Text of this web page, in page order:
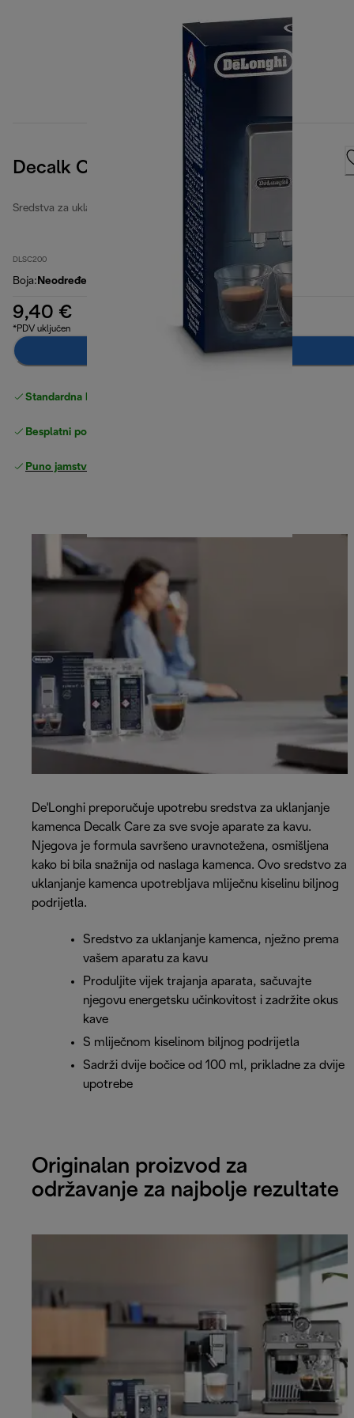
Decalk Care
Sredstva za uklanjanje kamenca i filteri za vodu
DLSC200
Boja: Neodređeno
9,40 €
*PDV uključen
Dodaj u košaricu
Standardna besplatna
Besplatni povrati
Puno jamstvo proizvođača
De'Longhi preporučuje upotrebu sredstva za uklanjanje
kamenca Decalk Care za sve svoje aparate za kavu.
Njegova je formula savršeno uravnotežena, osmišljena
kako bi bila snažnija od naslaga kamenca. Ovo sredstvo za
uklanjanje kamenca upotrebljava mliječnu kiselinu biljnog
podrijetla.
Sredstvo za uklanjanje kamenca, nježno prema
vašem aparatu za kavu
Produljite vijek trajanja aparata, sačuvajte
njegovu energetsku učinkovitost i zadržite okus
kave
S mliječnom kiselinom biljnog podrijetla
Sadrži dvije bočice od 100 ml, prikladne za dvije
upotrebe
Originalan proizvod za
održavanje za najbolje rezultate